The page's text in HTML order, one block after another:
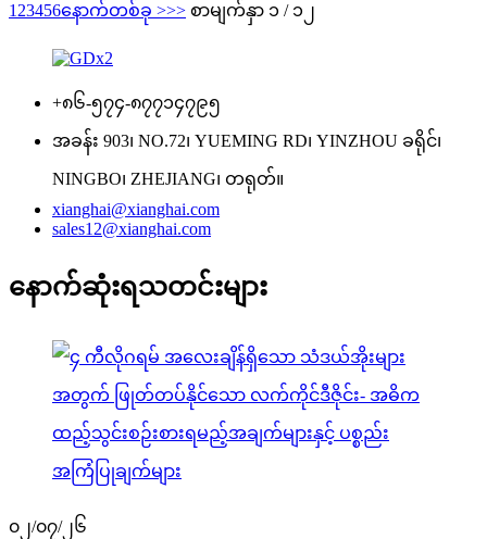
1 23456နောက်တစ်ခု >>> စာမျက်နှာ ၁ / ၁၂
+၈၆-၅၇၄-၈၇၇၁၄၇၉၅
အခန်း 903၊ NO.72၊ YUEMING RD၊ YINZHOU ခရိုင်၊
NINGBO၊ ZHEJIANG၊ တရုတ်။
xianghai@xianghai.com
sales12@xianghai.com
နောက်ဆုံးရသတင်းများ
၀၂/၀၇/၂၆